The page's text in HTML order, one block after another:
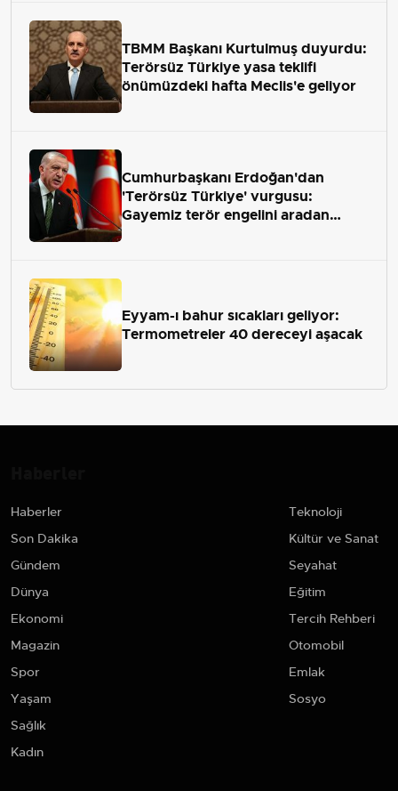
TBMM Başkanı Kurtulmuş duyurdu:
Terörsüz Türkiye yasa teklifi
önümüzdeki hafta Meclis'e geliyor
Cumhurbaşkanı Erdoğan'dan
'Terörsüz Türkiye' vurgusu:
Gayemiz terör engelini aradan
Eyyam-ı bahur sıcakları geliyor:
Termometreler 40 dereceyi aşacak
Haberler
Son Dakika
Gündem
Dünya
Ekonomi
Magazin
Spor
Yaşam
Sağlık
Kadın
Teknoloji
Kültür ve Sanat
Seyahat
Eğitim
Tercih Rehberi
Otomobil
Emlak
Sosyo